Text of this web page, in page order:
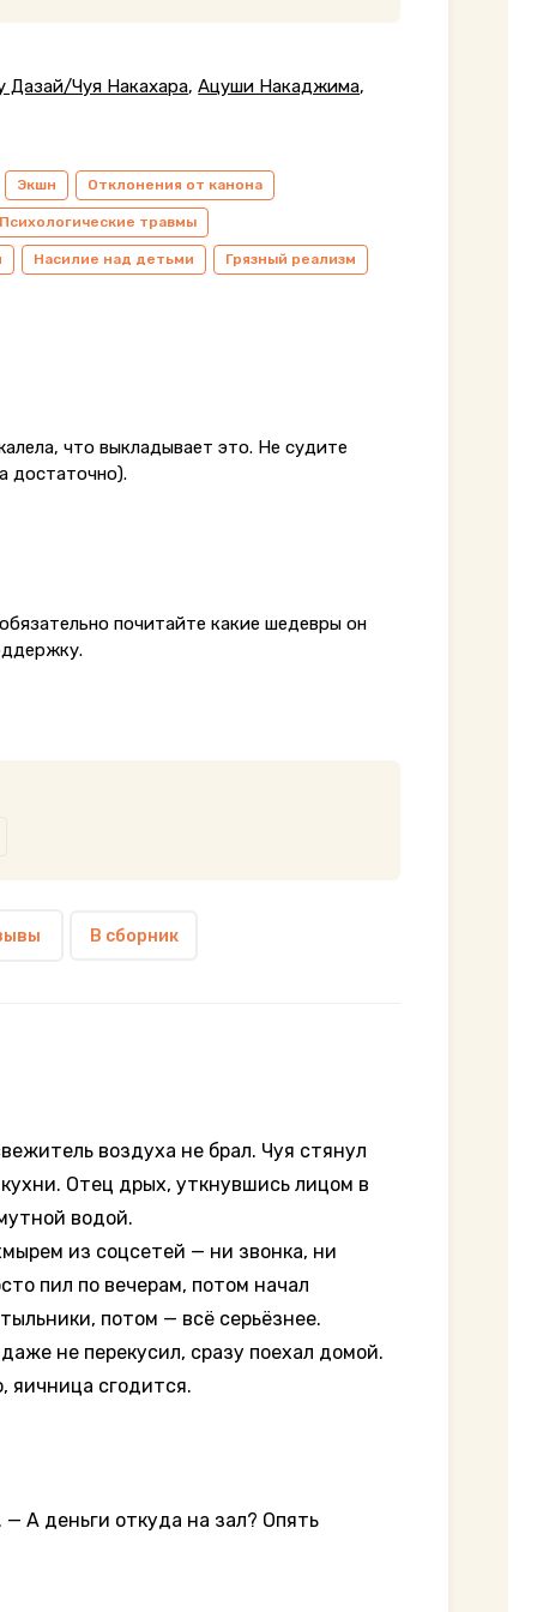
Дазай/Чуя Накахара,Ацуши Накаджима,
Экшн Отклонения от канона
Психологические травмы
Насилие над детьми Грязный реализм
что выкладывает это. Не судите
достаточно).
почитайте какие шедевры он
В сборник
воздуха не брал. Чуя стянул
Отец дрых, уткнувшись лицом в
водой.
из соцсетей — ни звонка, ни
пил по вечерам, потом начал
потом — всё серьёзнее.
не перекусил, сразу поехал домой.
яичница сгодится.